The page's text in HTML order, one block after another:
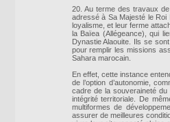
20. Au terme des travaux
adressé à Sa Majesté le Roi
loyalisme, et leur ferme
la Baïea (Allégeance), qui
Dynastie Alaouite. Ils se
pour remplir les missions
Sahara marocain.
En effet, cette instance
de l’option d’autonomie,
cadre de la souveraineté du
intégrité territoriale. De
multiformes de
assurer de meilleures